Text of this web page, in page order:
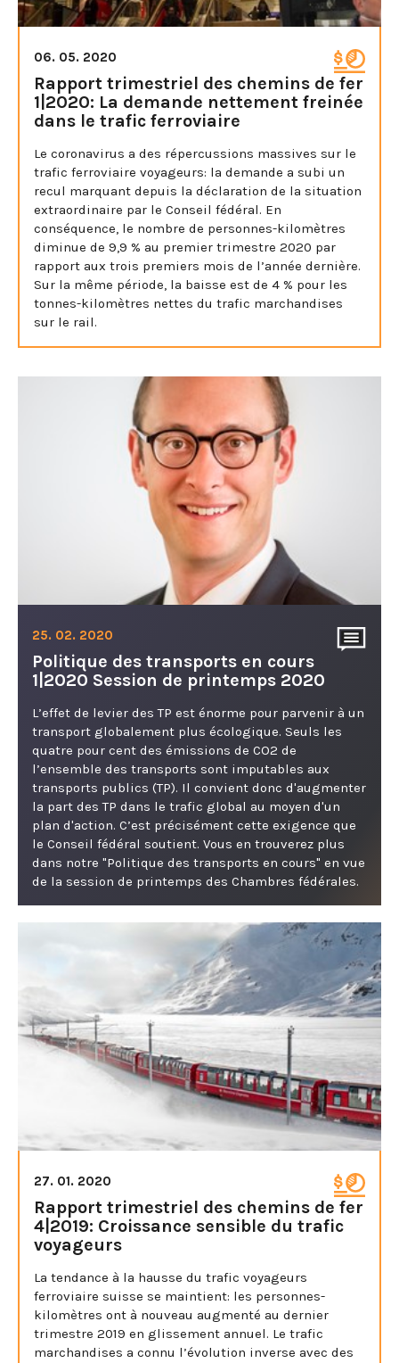
06. 05. 2020
Rapport trimestriel des chemins de fer
1|2020: La demande nettement freinée
dans le trafic ferroviaire
Le coronavirus a des répercussions massives sur le
trafic ferroviaire voyageurs: la demande a subi un
recul marquant depuis la déclaration de la situation
extraordinaire par le Conseil fédéral. En
conséquence, le nombre de personnes-kilomètres
diminue de 9,9 % au premier trimestre 2020 par
rapport aux trois premiers mois de l’année dernière.
Sur la même période, la baisse est de 4 % pour les
tonnes-kilomètres nettes du trafic marchandises
sur le rail.
25. 02. 2020
Politique des transports en cours
1|2020 Session de printemps 2020
L’effet de levier des TP est énorme pour parvenir à un
transport globalement plus écologique. Seuls les
quatre pour cent des émissions de CO2 de
l’ensemble des transports sont imputables aux
transports publics (TP). Il convient donc d'augmenter
la part des TP dans le trafic global au moyen d'un
plan d'action. C’est précisément cette exigence que
le Conseil fédéral soutient. Vous en trouverez plus
dans notre "Politique des transports en cours" en vue
de la session de printemps des Chambres fédérales.
27. 01. 2020
Rapport trimestriel des chemins de fer
4|2019: Croissance sensible du trafic
voyageurs
La tendance à la hausse du trafic voyageurs
ferroviaire suisse se maintient: les personnes-
kilomètres ont à nouveau augmenté au dernier
trimestre 2019 en glissement annuel. Le trafic
marchandises a connu l’évolution inverse avec des